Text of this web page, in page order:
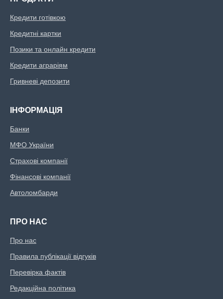
Кредити готівкою
Кредитні картки
Позики та онлайн кредити
Кредити аграріям
Гривневі депозити
ІНФОРМАЦІЯ
Банки
МФО України
Страхові компанії
Фінансові компанії
Автоломбарди
ПРО НАС
Про нас
Правила публікації відгуків
Перевірка фактів
Редакційна політика